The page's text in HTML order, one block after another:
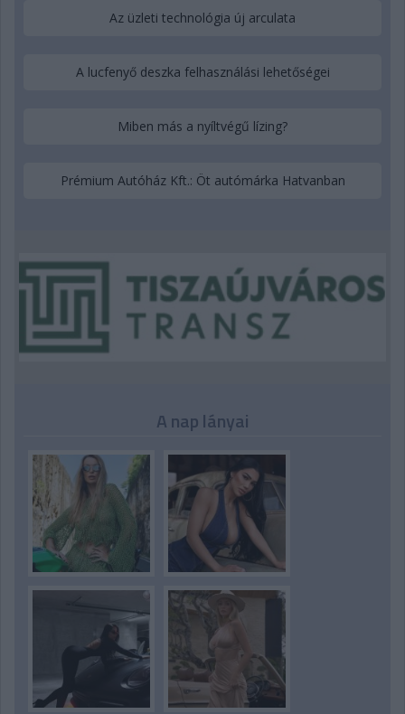
Az üzleti technológia új arculata
A lucfenyő deszka felhasználási lehetőségei
Miben más a nyíltvégű lízing?
Prémium Autóház Kft.: Öt autómárka Hatvanban
A nap lányai